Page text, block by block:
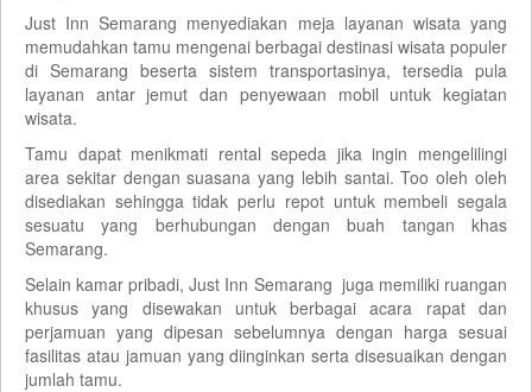
Just Inn Semarang menyediakan meja layanan wisata yang
memudahkan tamu mengenai berbagai destinasi wisata populer
di Semarang beserta sistem transportasinya, tersedia pula
layanan antar jemut dan penyewaan mobil untuk kegiatan
wisata.
Tamu dapat menikmati rental sepeda jika ingin mengelilingi
area sekitar dengan suasana yang lebih santai. Too oleh oleh
disediakan sehingga tidak perlu repot untuk membeli segala
sesuatu yang berhubungan dengan buah tangan khas
Semarang.
Selain kamar pribadi, Just Inn Semarang juga memiliki ruangan
khusus yang disewakan untuk berbagai acara rapat dan
perjamuan yang dipesan sebelumnya dengan harga sesuai
fasilitas atau jamuan yang diinginkan serta disesuaikan dengan
jumlah tamu.